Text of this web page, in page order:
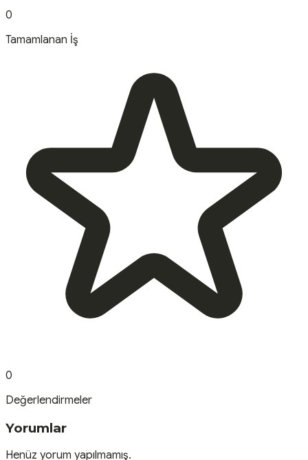
0
Tamamlanan İş
0
Değerlendirmeler
Yorumlar
Henüz yorum yapılmamış.